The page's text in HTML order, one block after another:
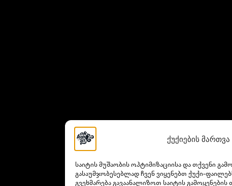
ქუქიების მართვა
საიტის მუშაობის ოპტიმიზაციისა და თქვენი
გასაუმჯობესებლად ჩვენ ვიყენებთ ქუქი-
გვეხმარება გავაანალიზოთ საიტის გამოყენების